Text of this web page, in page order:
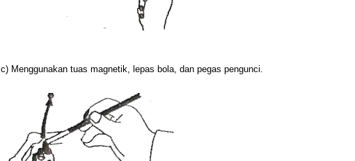
c) Menggunakan tuas magnetik, lepas bola, dan pegas pengunci.